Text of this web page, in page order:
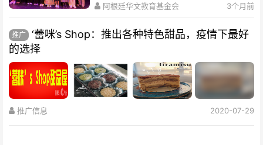
阿根廷华文教育基金会 3个月前
推广
‘蕾咪’s Shop：推出各种特色甜品，疫情下最好
的选择
推广信息 2020-07-29